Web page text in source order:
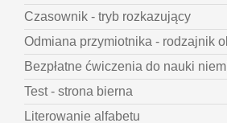
Czasownik - tryb rozkazujący
Odmiana przymiotnika - rodzajnik
Bezpłatne ćwiczenia do nauki
Test - strona bierna
Literowanie alfabetu